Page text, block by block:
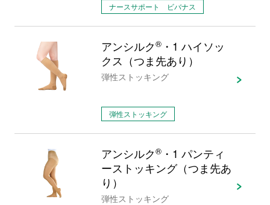
ナースサポート ビバナス
アンシルク®・1 ハイソッ
クス（つま先あり）
弾性ストッキング
弾性ストッキング
アンシルク®・1 パンティ
ーストッキング（つま先あ
り）
弾性ストッキング